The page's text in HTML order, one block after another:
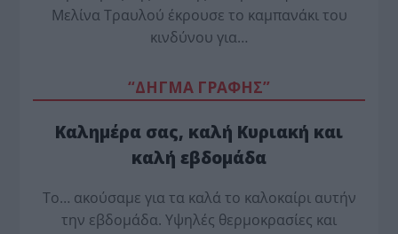
Μελίνα Τραυλού έ­κρουσε το καμπανάκι του
κινδύνου για…
“ΔΗΓΜΑ ΓΡΑΦΗΣ”
Καλημέρα σας, καλή Κυριακή και
καλή εβδομάδα
Το… ακούσαμε για τα καλά το καλοκαίρι αυτήν
την εβδομάδα. Υψηλές θερμοκρασίες και